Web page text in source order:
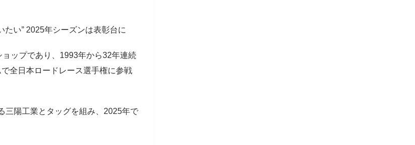
い” 2025年シーズンは表彰台に
ップであり、1993年から32年連続
全日本ロードレース選手権に参戦
三陽工業とタッグを組み、2025年で